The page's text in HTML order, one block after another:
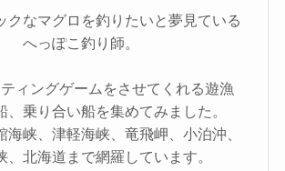
クなマグロを釣りたいと夢見ている
へっぽこ釣り師。
ィングゲームをさせてくれる遊漁
、乗り合い船を集めてみました。
海峡、津軽海峡、竜飛岬、小泊沖、
、北海道まで網羅しています。